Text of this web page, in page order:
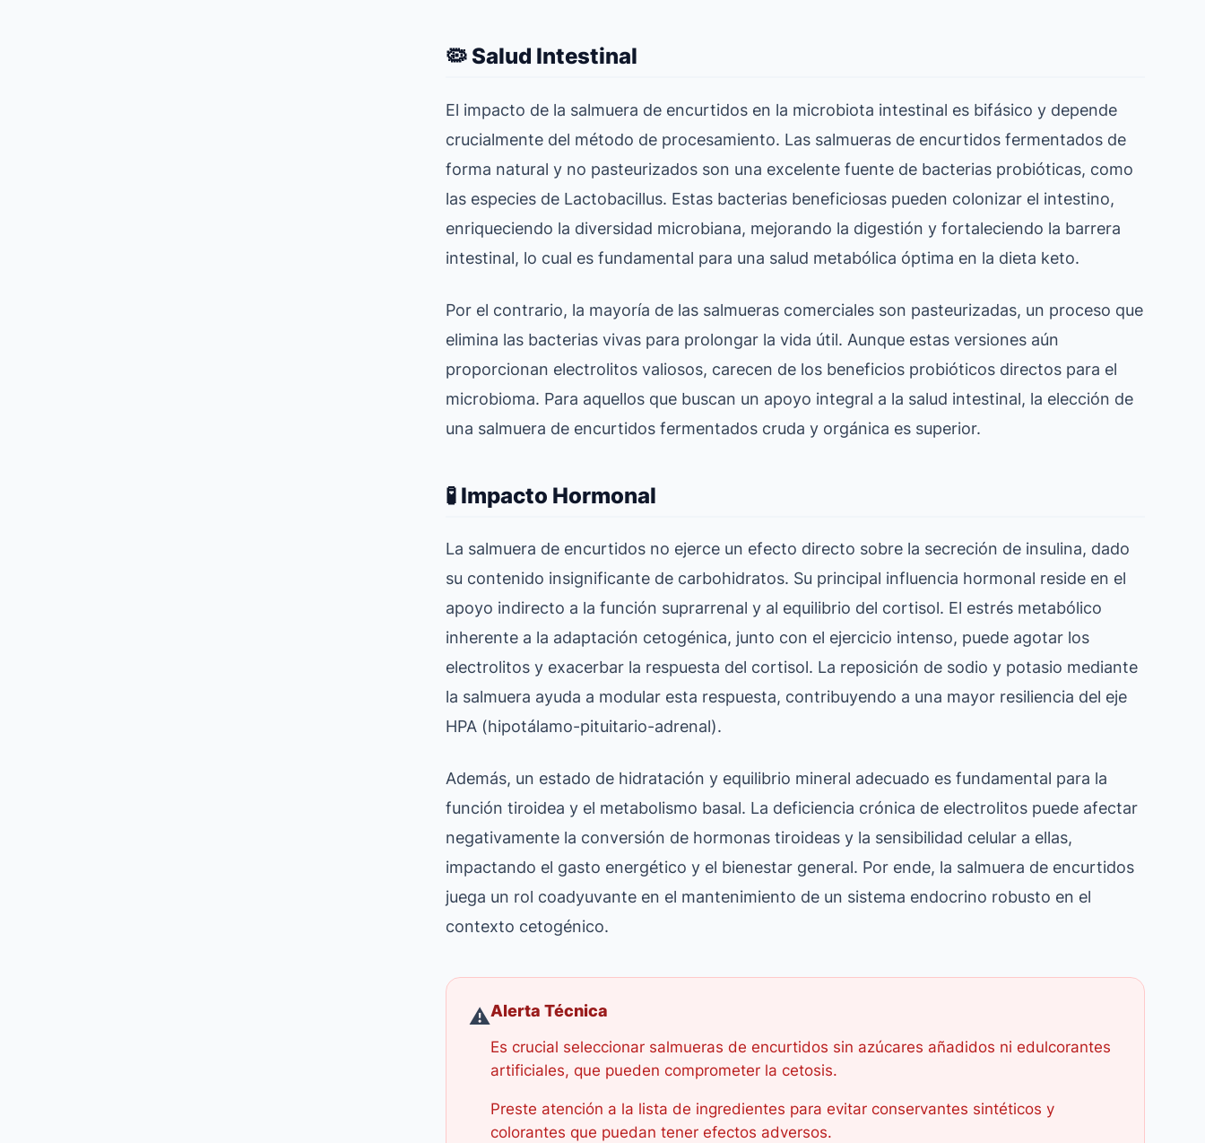
🦠 Salud Intestinal
El impacto de la salmuera de encurtidos en la microbiota intestinal es bifásico y depende
crucialmente del método de procesamiento. Las salmueras de encurtidos fermentados de
forma natural y no pasteurizados son una excelente fuente de bacterias probióticas, como
las especies de Lactobacillus. Estas bacterias beneficiosas pueden colonizar el intestino,
enriqueciendo la diversidad microbiana, mejorando la digestión y fortaleciendo la barrera
intestinal, lo cual es fundamental para una salud metabólica óptima en la dieta keto.
Por el contrario, la mayoría de las salmueras comerciales son pasteurizadas, un proceso que
elimina las bacterias vivas para prolongar la vida útil. Aunque estas versiones aún
proporcionan electrolitos valiosos, carecen de los beneficios probióticos directos para el
microbioma. Para aquellos que buscan un apoyo integral a la salud intestinal, la elección de
una salmuera de encurtidos fermentados cruda y orgánica es superior.
🧪 Impacto Hormonal
La salmuera de encurtidos no ejerce un efecto directo sobre la secreción de insulina, dado
su contenido insignificante de carbohidratos. Su principal influencia hormonal reside en el
apoyo indirecto a la función suprarrenal y al equilibrio del cortisol. El estrés metabólico
inherente a la adaptación cetogénica, junto con el ejercicio intenso, puede agotar los
electrolitos y exacerbar la respuesta del cortisol. La reposición de sodio y potasio mediante
la salmuera ayuda a modular esta respuesta, contribuyendo a una mayor resiliencia del eje
HPA (hipotálamo-pituitario-adrenal).
Además, un estado de hidratación y equilibrio mineral adecuado es fundamental para la
función tiroidea y el metabolismo basal. La deficiencia crónica de electrolitos puede afectar
negativamente la conversión de hormonas tiroideas y la sensibilidad celular a ellas,
impactando el gasto energético y el bienestar general. Por ende, la salmuera de encurtidos
juega un rol coadyuvante en el mantenimiento de un sistema endocrino robusto en el
contexto cetogénico.
⚠️Alerta Técnica
Es crucial seleccionar salmueras de encurtidos sin azúcares añadidos ni edulcorantes
artificiales, que pueden comprometer la cetosis.
Preste atención a la lista de ingredientes para evitar conservantes sintéticos y
colorantes que puedan tener efectos adversos.